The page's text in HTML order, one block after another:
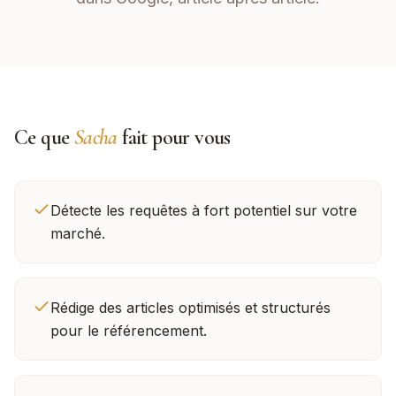
Ce que Sacha fait pour vous
Détecte les requêtes à fort potentiel sur votre
marché.
Rédige des articles optimisés et structurés
pour le référencement.